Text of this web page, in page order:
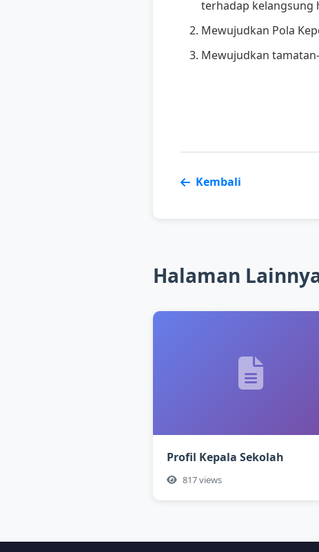
terhadap kelangsung
Mewujudkan Pola
Mewujudkan
Kembali
Halaman
Profil Kepala Sekolah
817 views